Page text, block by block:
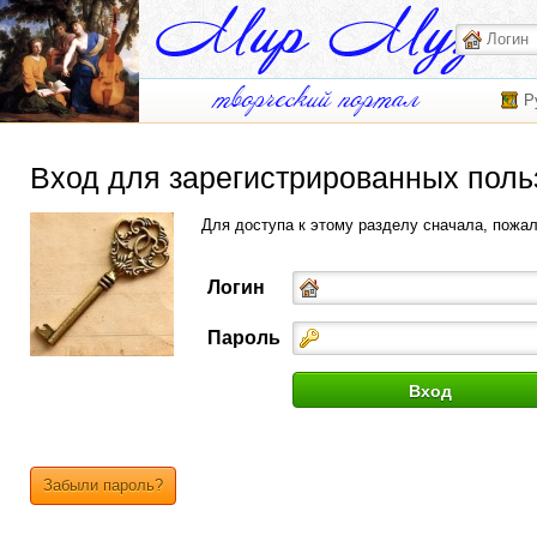
Вход для зарегистрированных
Для доступа к этому разделу сначала,
Логин
Пароль
Забыли пароль?